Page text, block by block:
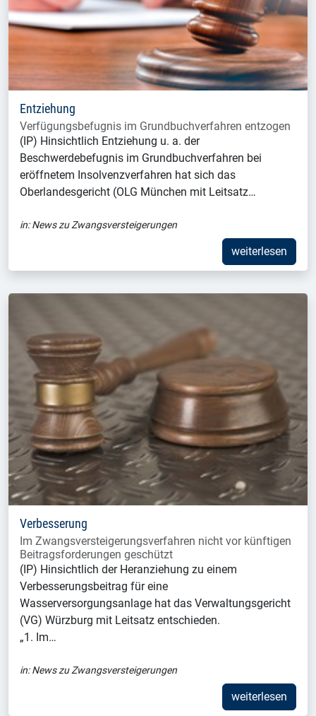
Entziehung
Verfügungsbefugnis im Grundbuchverfahren entzogen
(IP) Hinsichtlich Entziehung u. a. der
Beschwerdebefugnis im Grundbuchverfahren bei
eröffnetem Insolvenzverfahren hat sich das
Oberlandesgericht (OLG München mit Leitsatz…
in:News zu Zwangsversteigerungen
weiterlesen
Verbesserung
Im Zwangsversteigerungsverfahren nicht vor künftigen
Beitragsforderungen geschützt
(IP) Hinsichtlich der Heranziehung zu einem
Verbesserungsbeitrag für eine
Wasserversorgungsanlage hat das Verwaltungsgericht
(VG) Würzburg mit Leitsatz entschieden.
„1. Im…
in:News zu Zwangsversteigerungen
weiterlesen